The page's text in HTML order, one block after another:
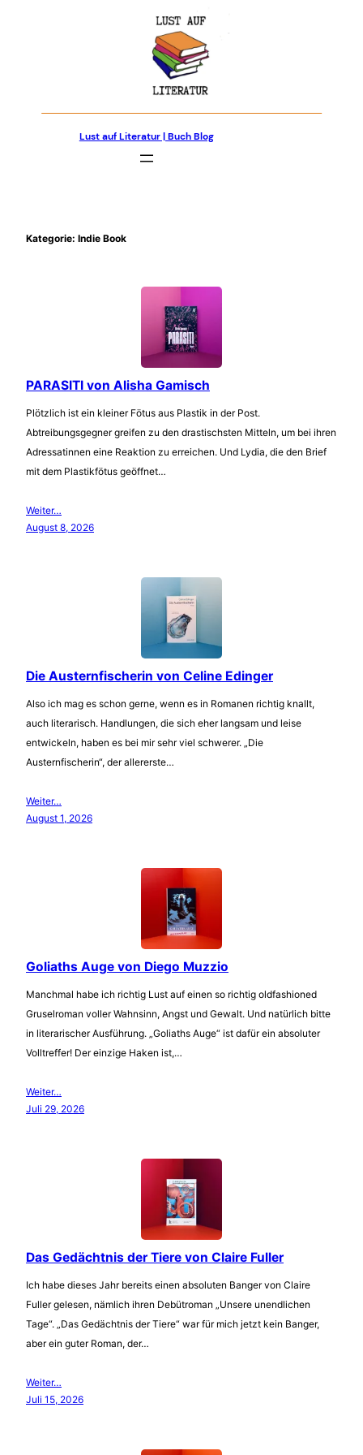
Lust auf Literatur | Buch Blog
Kategorie: Indie Book
PARASITI von Alisha Gamisch
Plötzlich ist ein kleiner Fötus aus Plastik in der Post.
Abtreibungsgegner greifen zu den drastischsten Mitteln, um bei ihren
Adressatinnen eine Reaktion zu erreichen. Und Lydia, die den Brief
mit dem Plastikfötus geöffnet…
Weiter…
August 8, 2026
Die Austernfischerin von Celine Edinger
Also ich mag es schon gerne, wenn es in Romanen richtig knallt,
auch literarisch. Handlungen, die sich eher langsam und leise
entwickeln, haben es bei mir sehr viel schwerer. „Die
Austernfischerin“, der allererste…
Weiter…
August 1, 2026
Goliaths Auge von Diego Muzzio
Manchmal habe ich richtig Lust auf einen so richtig oldfashioned
Gruselroman voller Wahnsinn, Angst und Gewalt. Und natürlich bitte
in literarischer Ausführung. „Goliaths Auge“ ist dafür ein absoluter
Volltreffer! Der einzige Haken ist,…
Weiter…
Juli 29, 2026
Das Gedächtnis der Tiere von Claire Fuller
Ich habe dieses Jahr bereits einen absoluten Banger von Claire
Fuller gelesen, nämlich ihren Debütroman „Unsere unendlichen
Tage“. „Das Gedächtnis der Tiere“ war für mich jetzt kein Banger,
aber ein guter Roman, der…
Weiter…
Juli 15, 2026